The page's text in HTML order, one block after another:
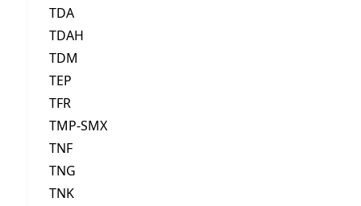
TDA
TDAH
TDM
TEP
TFR
TMP-SMX
TNF
TNG
TNK